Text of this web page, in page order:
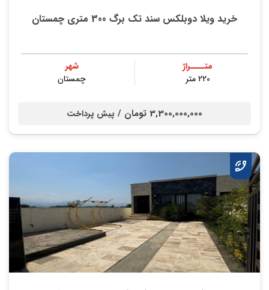
خرید ویلا دوبلکس سند تک برگ 300 متری چمستان
متــــراژ
220 متر
شهر
چمستان
3,300,000,000 تومان / پیش پرداخت